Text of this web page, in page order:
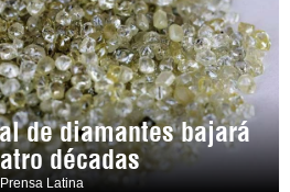
de diamantes bajará
décadas
Latina